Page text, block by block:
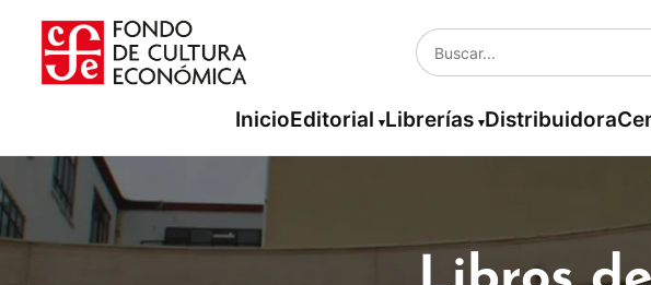
InicioEditorial Librerías Distribuidora